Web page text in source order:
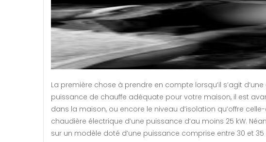
La première chose à prendre en compte lorsqu’il s’agit
puissance de chauffe adéquate pour votre maison, il est
dans la maison, ou encore le niveau d’isolation qu’offre
chaudière électrique d’une puissance d’au moins 25 kW.
sur un modèle doté d’une puissance comprise entre 30 et 35